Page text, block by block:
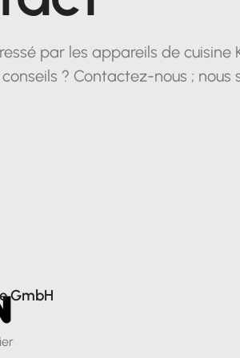
par les appareils de cuisine
? Contactez-nous ; nous
GmbH